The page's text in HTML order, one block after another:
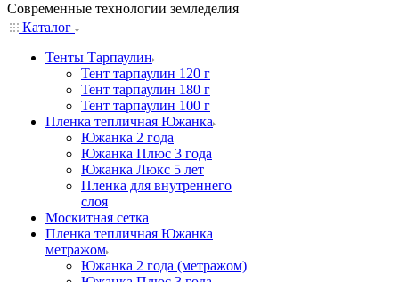
Современные технологии земледелия
Каталог
Тенты Тарпаулин
Тент тарпаулин 120 г
Тент тарпаулин 180 г
Тент тарпаулин 100 г
Пленка тепличная Южанка
Южанка 2 года
Южанка Плюс 3 года
Южанка Люкс 5 лет
Пленка для внутреннего
слоя
Москитная сетка
Пленка тепличная Южанка
метражом
Южанка 2 года (метражом)